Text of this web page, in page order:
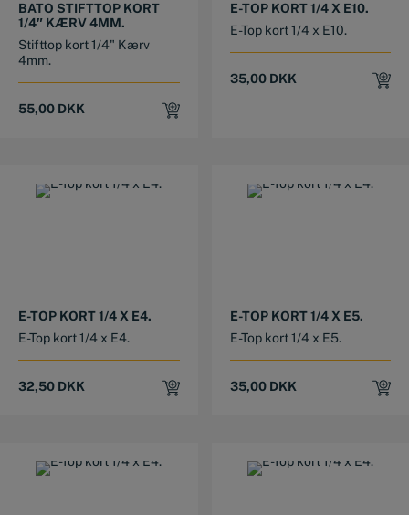
BATO STIFTTOP KORT
1/4″ KÆRV 4MM.
Stifttop kort 1/4" Kærv
4mm.
55,00 DKK
E-TOP KORT 1/4 X E10.
E-Top kort 1/4 x E10.
35,00 DKK
E-TOP KORT 1/4 X E4.
E-Top kort 1/4 x E4.
32,50 DKK
E-TOP KORT 1/4 X E5.
E-Top kort 1/4 x E5.
35,00 DKK